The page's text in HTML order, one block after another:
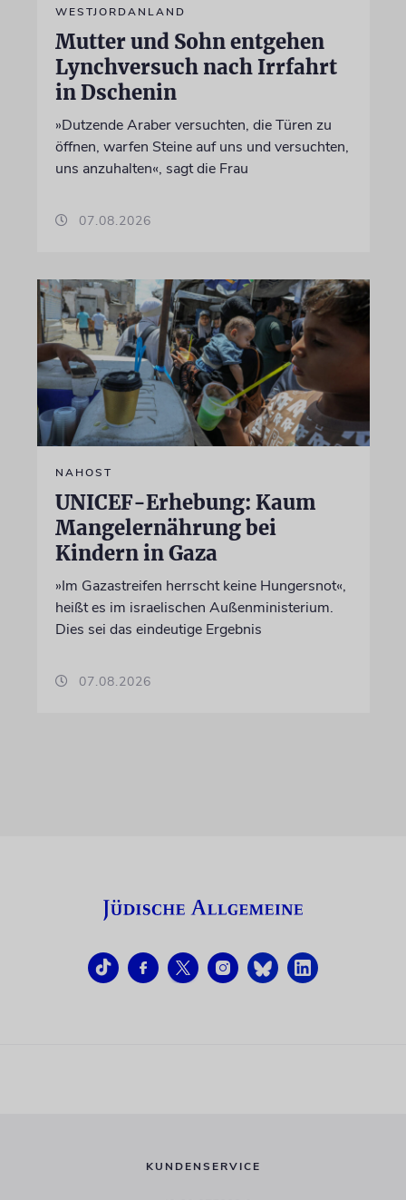
WESTJORDANLAND
Mutter und Sohn entgehen
Lynchversuch nach Irrfahrt
in Dschenin
»Dutzende Araber versuchten, die Türen zu
öffnen, warfen Steine auf uns und versuchten,
uns anzuhalten«, sagt die Frau
07.08.2026
NAHOST
UNICEF-Erhebung: Kaum
Mangelernährung bei
Kindern in Gaza
»Im Gazastreifen herrscht keine Hungersnot«,
heißt es im israelischen Außenministerium.
Dies sei das eindeutige Ergebnis
07.08.2026
KUNDENSERVICE